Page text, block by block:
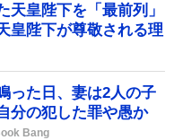
皇陛下を「最前列」
陛下が尊敬される理
った日、妻は2人の子
分の犯した罪や愚か
Bang